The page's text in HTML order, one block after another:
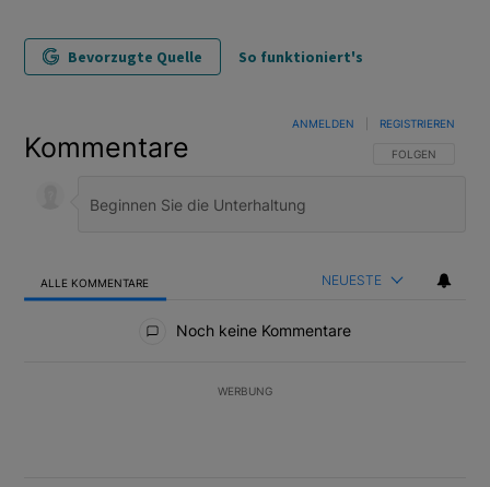
Bevorzugte Quelle So funktioniert's
Kommentare FOLGE DIESER
FOLGEN
ANMELDEN REGISTRIEREN
ALLE KOMMENTARE NEUESTE
Noch keine Kommentare
WERBUNG